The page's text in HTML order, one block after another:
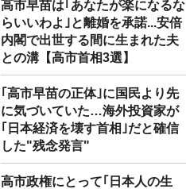
高市早苗は｢あなたが楽になるな
らいいわよ｣と離婚を承諾...安倍
内閣で出世する間に生まれた夫
との溝【高市首相3選】
｢高市早苗の正体｣に国民より先
に気づいていた…海外投資家が
｢日本経済を壊す首相｣だと確信
した"残念発言"
高市政権にとって｢日本人の生